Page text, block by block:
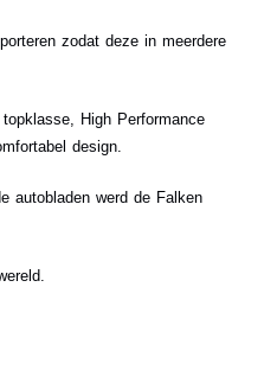
zodat deze in meerdere
High Performance
design.
autobladen werd de Falken